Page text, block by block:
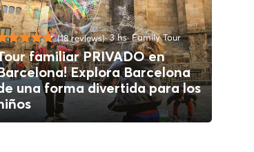
(18 reviews)3 hsFamily Tour
familiar PRIVADO en
Explora Barcelona
una forma divertida para los